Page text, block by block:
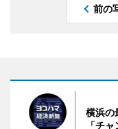
前の
横浜の
「チ